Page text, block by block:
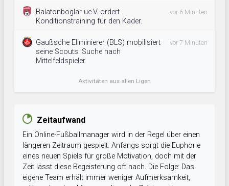
Balatonboglar ue.V. ordert
Konditionstraining für den Kader.
vor 6 Minuten
Gaußsche Eliminierer (BLS) mobilisiert
seine Scouts: Suche nach
Mittelfeldspieler.
vor 7 Minuten
Aktivitäten aus allen Ligen
Zeitaufwand
Ein Online-Fußballmanager wird in der Regel über einen
längeren Zeitraum gespielt. Anfangs sorgt die Euphorie
eines neuen Spiels für große Motivation, doch mit der
Zeit lässt diese Begeisterung oft nach. Die Folge: Das
eigene Team erhält immer weniger Aufmerksamkeit,